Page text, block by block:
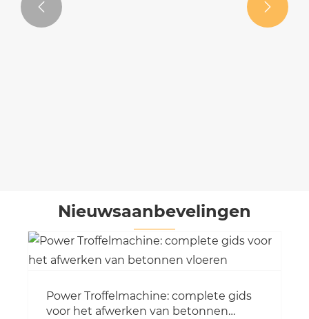
 
Nieuwsaanbevelingen
Power Troffelmachine: complete gids
voor het afwerken van betonnen